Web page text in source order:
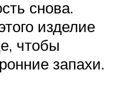
снова.
изделие
чтобы
запахи.